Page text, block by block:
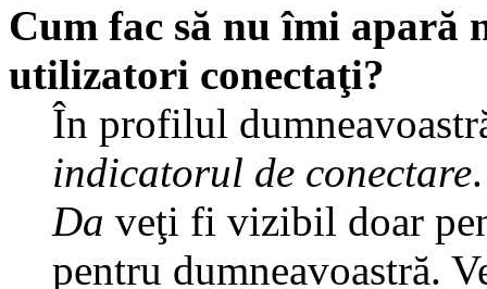
Cum fac să nu îmi apară
utilizatori conectaţi?
În profilul
indicatorul de conectare
Da veţi fi vizibil doar
pentru dumneavoastră.